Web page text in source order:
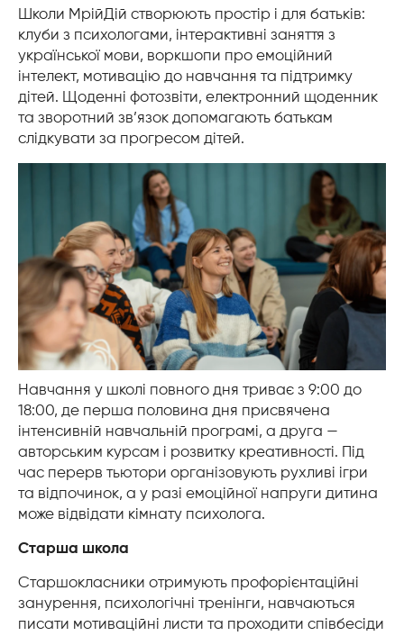
Школи МрійДій створюють простір і для батьків:
клуби з психологами, інтерактивні заняття з
української мови, воркшопи про емоційний
інтелект, мотивацію до навчання та підтримку
дітей. Щоденні фотозвіти, електронний щоденник
та зворотний зв’язок допомагають батькам
слідкувати за прогресом дітей.
Навчання у школі повного дня триває з 9:00 до
18:00, де перша половина дня присвячена
інтенсивній навчальній програмі, а друга —
авторським курсам і розвитку креативності. Під
час перерв тьютори організовують рухливі ігри
та відпочинок, а у разі емоційної напруги дитина
може відвідати кімнату психолога.
Старша школа
Старшокласники отримують профорієнтаційні
занурення, психологічні тренінги, навчаються
писати мотиваційні листи та проходити співбесіди